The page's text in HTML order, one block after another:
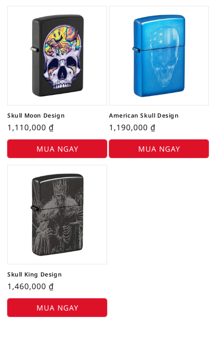
Skull Moon Design
1,110,000 ₫
MUA NGAY
American Skull Design
1,190,000 ₫
MUA NGAY
Skull King Design
1,460,000 ₫
MUA NGAY